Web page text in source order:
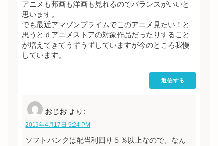
アニメも邦画も洋画も見れるのでバランスがいいと
思います。
でも最近アマゾンプライムでこのアニメ見たい！と
思うとｄアニメストアの対象作品だったりすること
が増えてきてうずうずしていますが今のところ我慢
しています。
返信する
おじお より:
2019年4月17日 9:24 PM
ソフトバンクは配当利回り５％以上なので、なん